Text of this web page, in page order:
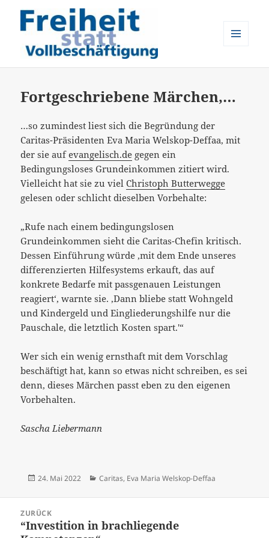
Fortgeschriebene Märchen,…
…so zumindest liest sich die Begründung der
Caritas-Präsidenten Eva Maria Welskop-Deffaa, mit
der sie aufevangelisch.de gegen ein
Bedingungsloses Grundeinkommen zitiert wird.
Vielleicht hat sie zu vielChristoph Butterwegge
gelesen oder schlicht dieselben Vorbehalte:
„Rufe nach einem bedingungslosen
Grundeinkommen sieht die Caritas-Chefin kritisch.
Dessen Einführung würde ‚mit dem Ende unseres
differenzierten Hilfesystems erkauft, das auf
konkrete Bedarfe mit passgenauen Leistungen
reagiert‘, warnte sie. ‚Dann bliebe statt Wohngeld
und Kindergeld und Eingliederungshilfe nur die
Pauschale, die letztlich Kosten spart.'“
Wer sich ein wenig ernsthaft mit dem Vorschlag
beschäftigt hat, kann so etwas nicht schreiben, es sei
denn, dieses Märchen passt eben zu den eigenen
Vorbehalten.
Sascha Liebermann
Veröffentlicht
24. Mai 2022 Kategorien
Caritas, Eva Maria Welskop-Deffaa
Navigation
ZURÜCK
Vorheriger
“Investition in brachliegende